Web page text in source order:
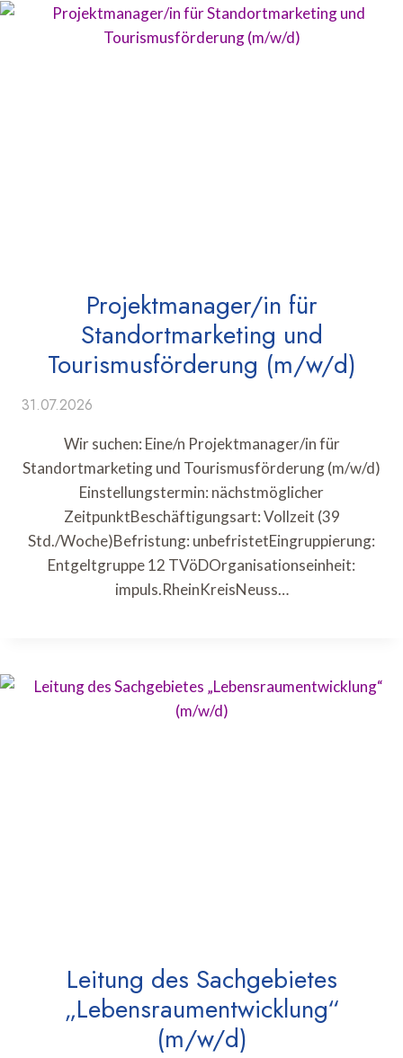
Projektmanager/in für
Standortmarketing und
Tourismusförderung (m/w/d)
31.07.2026
Wir suchen: Eine/n Projektmanager/in für
Standortmarketing und Tourismusförderung (m/w/d)
Einstellungstermin: nächstmöglicher
ZeitpunktBeschäftigungsart: Vollzeit (39
Std./Woche)Befristung: unbefristetEingruppierung:
Entgeltgruppe 12 TVöDOrganisationseinheit:
impuls.RheinKreisNeuss…
Leitung des Sachgebietes
„Lebensraumentwicklung“
(m/w/d)